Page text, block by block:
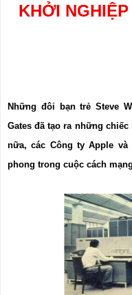
KHỞI
Những đôi bạn trẻ Steve
Gates đã tạo ra những
nữa, các Công ty Apple
phong trong cuộc cách